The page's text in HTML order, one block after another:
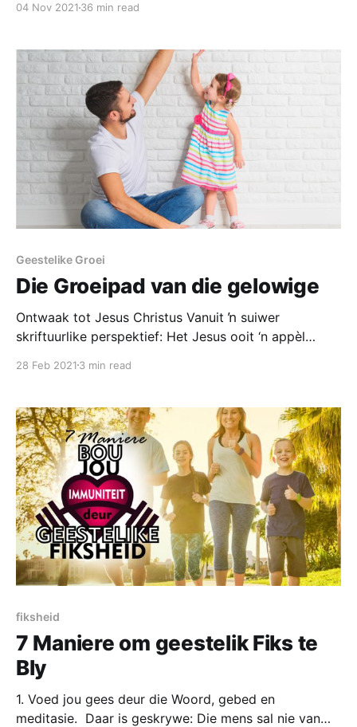
duiwels word uitgedryf, dooies opgewek, verskillende
04 Nov 2021 36 min read
Geestelike Groei
Die Groeipad van die gelowige
Ontwaak tot Jesus Christus Vanuit ŉ suiwer
skriftuurlike perspektief: Het Jesus ooit ‘n appèl
nie. Sy appèl oor en oor was: “Volg my.” (Mat
nie ons
28 Feb 2021 3 min read
fiksheid
7 Maniere om geestelik Fiks te
Bly
1. Voed jou gees deur die Woord, gebed en
meditasie. Daar is geskrywe: Die mens sal nie van